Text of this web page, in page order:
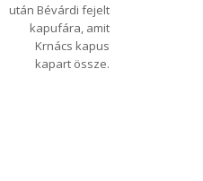
után Bévárdi fejelt
kapufára, amit
Krnács kapus
kapart össze.